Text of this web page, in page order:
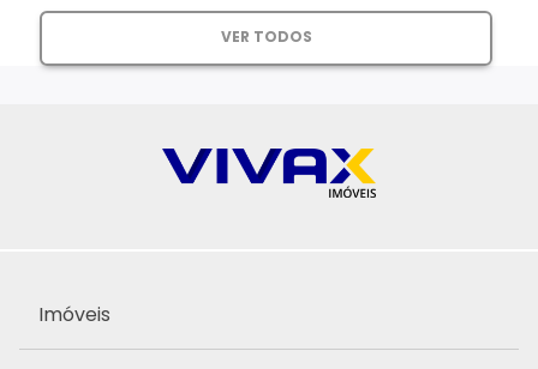
VER TODOS
Imóveis